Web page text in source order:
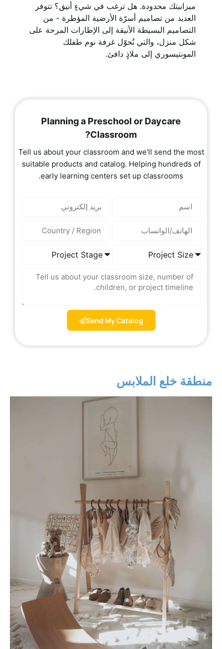
ميزانيتك محدودة. هل ترغب في شيءٍ أنيق؟ تتوفر
العديد من تصاميم أسرّة الأرضية المؤطرة - من
التصاميم البسيطة الأنيقة إلى الإطارات المرحة على
شكل منزل، والتي تُحوّل غرفة نوم طفلك
المونتيسوري إلى ملاذٍ دافئ.
Planning a Preschool or Daycare
Classroom?
Tell us about your classroom and we’ll send the most
suitable products and catalog. Helping hundreds of
early learning centers set up classrooms.
Send My Catalog
منطقة خلع الملابس